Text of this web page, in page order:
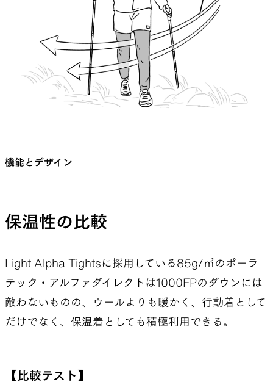
ツの下に履くのも良いが、寒くなったらダウンパン
ツのようにボトムスの上から履くのも良い。山で
なくても僕はそうしている。普段から持ち歩いて、
仕事場でもショーツが寒く感じたときに大活躍
もいいだろう。スキーのタイツとして活躍したとい
すのか？ この道具のどこに良さを感じるのか。
にしている。(2021年9月）
機能とデザイン
保温性の比較
Light Alpha Tightsに採用している85g/㎡のポーラ
テック・アルファダイレクトは1000FPのダウンには
敵わないものの、ウールよりも暖かく、行動着として
だけでなく、保温着としても積極利用できる。
【比較テスト】